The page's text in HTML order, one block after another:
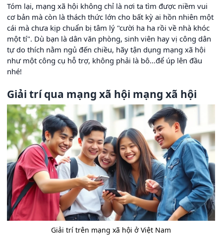
Tóm lại, mạng xã hội không chỉ là nơi ta tìm được niềm vui
cơ bản mà còn là thách thức lớn cho bất kỳ ai hồn nhiên một
cái mà chưa kịp chuẩn bị tâm lý "cười ha ha rồi về nhà khóc
một tí". Dù bạn là dân văn phòng, sinh viên hay vị công dân
tự do thích nằm ngủ đến chiều, hãy tận dụng mạng xã hội
như một công cụ hỗ trợ, không phải là bô...để úp lên đầu
nhé!
Giải trí qua mạng xã hội mạng xã hội
Giải trí trên mạng xã hội ở Việt Nam